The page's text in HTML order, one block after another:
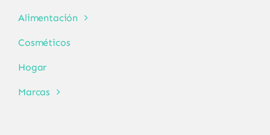
Alimentación
Cosméticos
Hogar
Marcas